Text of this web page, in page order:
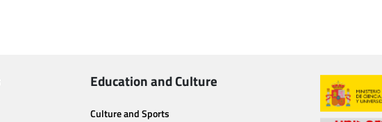
Education and Culture
Culture and Sports